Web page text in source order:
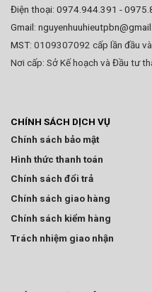
Điện thoại: 0974.944.391 -
Gmail:
MST: 0109307092 cấp lần đầu
Nơi cấp: Sở Kế hoạch và Đầu tư
CHÍNH SÁCH DỊCH VỤ
Chính sách bảo mật
Hình thức thanh toán
Chính sách đổi trả
Chính sách giao hàng
Chính sách kiểm hàng
Trách nhiệm giao nhận